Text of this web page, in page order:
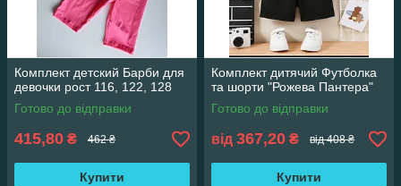
Комплект детский Барби для
девочки рост 116, 122, 128
Готово до відправки
415,80 ₴ 462 ₴
Купити
Комплект дитячий Футболка
та шорти "Рожева Пантера"
Готово до відправки
від 367,20 ₴ від 408 ₴
Купити